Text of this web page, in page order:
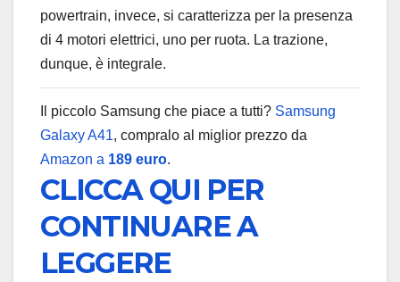
powertrain, invece, si caratterizza per la presenza
di 4 motori elettrici, uno per ruota. La trazione,
dunque, è integrale.
Il piccolo Samsung che piace a tutti? Samsung
Galaxy A41, compralo al miglior prezzo da
Amazon a 189 euro.
CLICCA QUI PER
CONTINUARE A
LEGGERE